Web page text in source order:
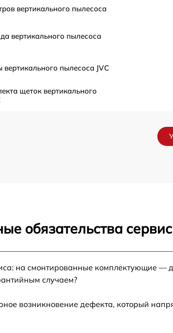
вертикального пылесоса
вертикального пылесоса
пылесоса JVC
щеток вертикального
вертикального
обязательства
на смонтированные комплектующие —
случаем?
возникновение дефекта, который